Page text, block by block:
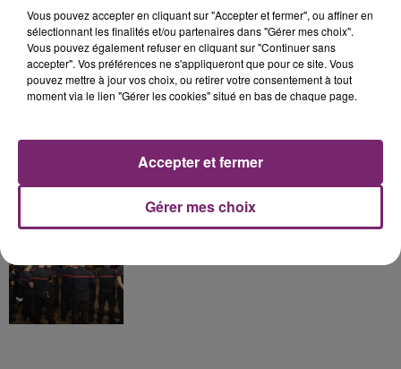
éclipse solaire du 12 Août 2026
158 pompiers de la région sont
Vous pouvez accepter en cliquant sur "Accepter et fermer", ou affiner en
sélectionnant les finalités et/ou partenaires dans "Gérer mes choix".
Vous pouvez également refuser en cliquant sur "Continuer sans
accepter". Vos préférences ne s'appliqueront que pour ce site. Vous
pouvez mettre à jour vos choix, ou retirer votre consentement à tout
moment via le lien "Gérer les cookies" situé en bas de chaque page.
Gérer mes choix
Accepter et fermer